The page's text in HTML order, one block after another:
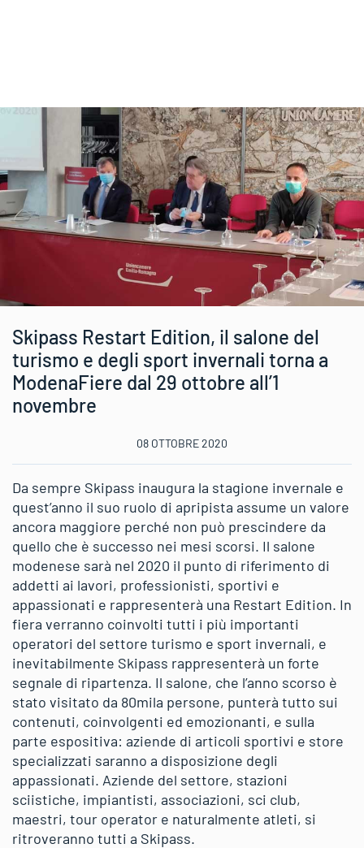
Skipass Restart Edition, il salone del
turismo e degli sport invernali torna a
ModenaFiere dal 29 ottobre all’1
novembre
08 OTTOBRE 2020
Da sempre Skipass inaugura la stagione invernale e
quest’anno il suo ruolo di apripista assume un valore
ancora maggiore perché non può prescindere da
quello che è successo nei mesi scorsi. Il salone
modenese sarà nel 2020 il punto di riferimento di
addetti ai lavori, professionisti, sportivi e
appassionati e rappresenterà una Restart Edition. In
fiera verranno coinvolti tutti i più importanti
operatori del settore turismo e sport invernali, e
inevitabilmente Skipass rappresenterà un forte
segnale di ripartenza. Il salone, che l’anno scorso è
stato visitato da 80mila persone, punterà tutto sui
contenuti, coinvolgenti ed emozionanti, e sulla
parte espositiva: aziende di articoli sportivi e store
specializzati saranno a disposizione degli
appassionati. Aziende del settore, stazioni
sciistiche, impiantisti, associazioni, sci club,
maestri, tour operator e naturalmente atleti, si
ritroveranno tutti a Skipass.